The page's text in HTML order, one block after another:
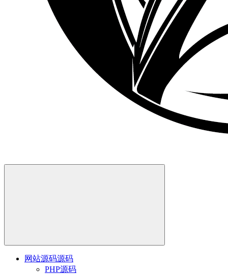
网站源码源码
PHP源码